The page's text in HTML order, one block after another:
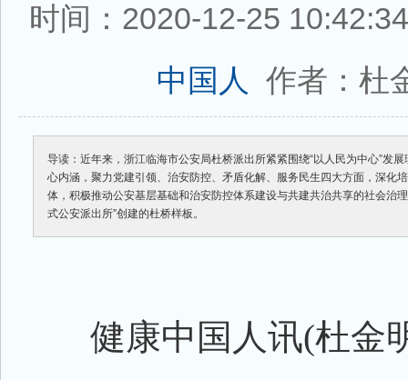
时间：2020-12-25
中国人 作者：杜
导读：近年来，浙江临海市公安局杜桥派出所紧紧围绕“以人民为中心”发
心内涵，聚力党建引领、治安防控、矛盾化解、服务民生四大方面，深化
体，积极推动公安基层基础和治安防控体系建设与共建共治共享的社会治
式公安派出所”创建的杜桥样板。
健康中国人讯(杜金